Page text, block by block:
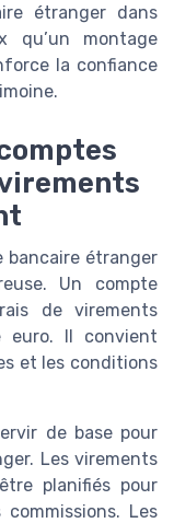
étranger dans
qu’un montage
la confiance
bancaire étranger
Un compte
de virements
euro. Il convient
et les conditions
de base pour
Les virements
planifiés pour
Les